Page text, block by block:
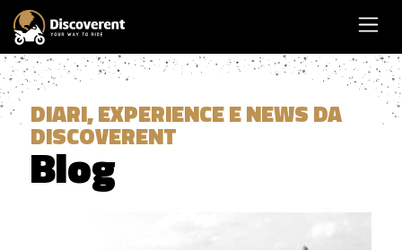
DIARI, EXPERIENCE E NEWS DA
DISCOVERENT
Blog